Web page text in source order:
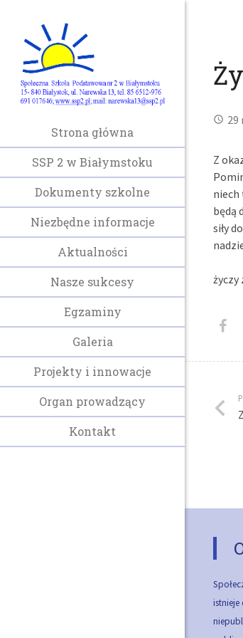
Strona główna
SSP 2 w Białymstoku
Dokumenty szkolne
Niezbędne informacje
Aktualności
Nasze sukcesy
Egzaminy
Galeria
Projekty i innowacje
Organ prowadzący
Kontakt
29
Z
niech
będą
siły
życzy
istnieje